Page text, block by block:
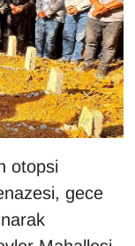
otopsi
gece